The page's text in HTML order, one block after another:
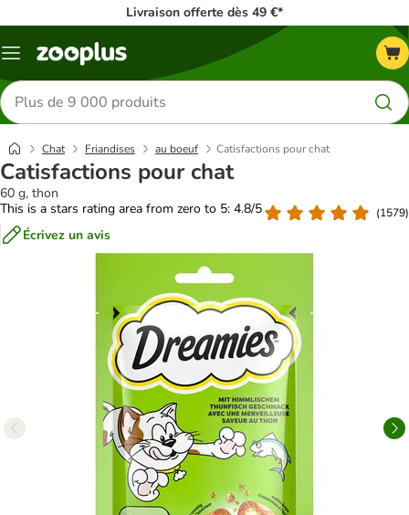
Livraison offerte dès 49 €*
Menu
Rechercher
des
produits
Chat Friandises au boeuf Catisfactions pour chat
Catisfactions pour chat
60 g, thon
This is a stars rating area from zero to 5: 4.8/5
(1579)
Écrivez un avis